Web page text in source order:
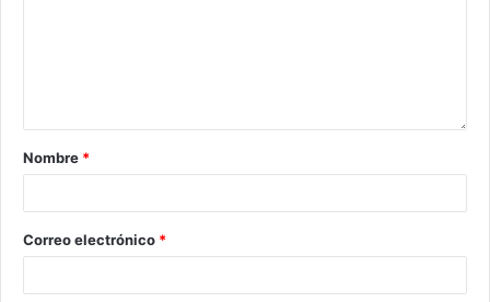
Nombre *
Correo electrónico *